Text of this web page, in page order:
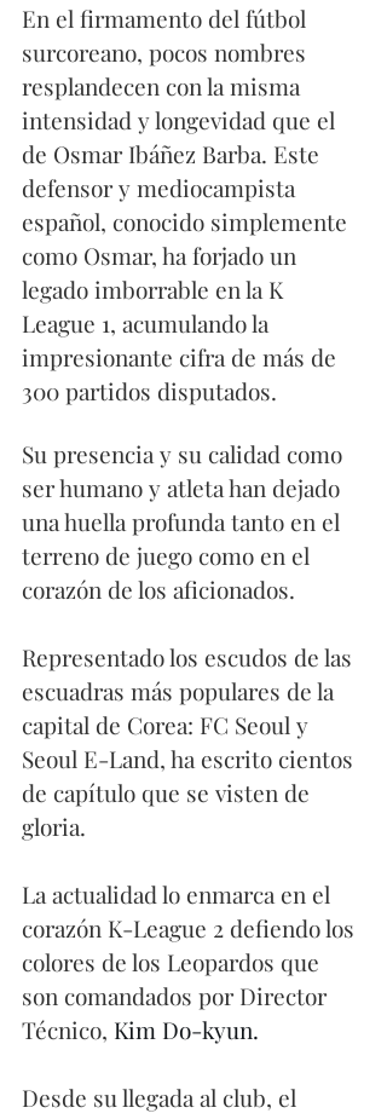
En el firmamento del fútbol
surcoreano, pocos nombres
resplandecen con la misma
intensidad y longevidad que el
de Osmar Ibáñez Barba. Este
defensor y mediocampista
español, conocido simplemente
como Osmar, ha forjado un
legado imborrable en la K
League 1, acumulando la
impresionante cifra de más de
300 partidos disputados.
Su presencia y su calidad como
ser humano y atleta han dejado
una huella profunda tanto en el
terreno de juego como en el
corazón de los aficionados.
Representado los escudos de las
escuadras más populares de la
capital de Corea: FC Seoul y
Seoul E-Land, ha escrito cientos
de capítulo que se visten de
gloria.
La actualidad lo enmarca en el
corazón K-League 2 defiendo los
colores de los Leopardos que
son comandados por Director
Técnico, Kim Do-kyun.
Desde su llegada al club, el